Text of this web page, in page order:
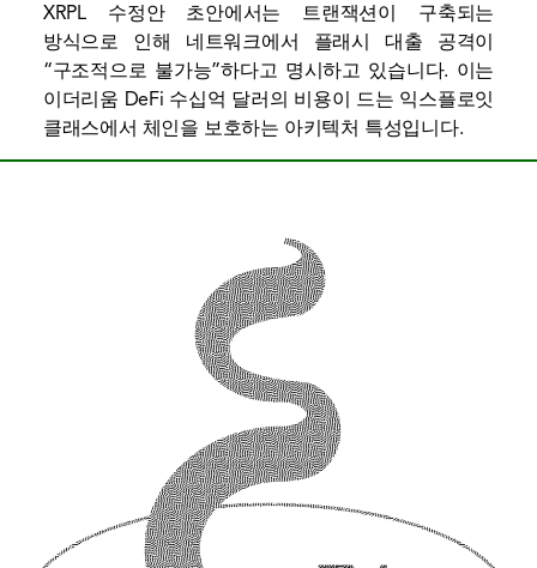
XRPL 수정안 초안에서는 트랜잭션이 구축되는
방식으로 인해 네트워크에서 플래시 대출 공격이
“구조적으로 불가능”하다고 명시하고 있습니다. 이는
이더리움 DeFi 수십억 달러의 비용이 드는 익스플로잇
클래스에서 체인을 보호하는 아키텍처 특성입니다.